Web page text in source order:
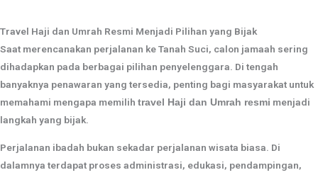
Travel Haji dan Umrah Resmi Menjadi Pilihan yang Bijak
Saat merencanakan perjalanan ke Tanah Suci, calon jamaah sering
dihadapkan pada berbagai pilihan penyelenggara. Di tengah
banyaknya penawaran yang tersedia, penting bagi masyarakat untuk
memahami mengapa memilih travel Haji dan Umrah resmi menjadi
langkah yang bijak.
Perjalanan ibadah bukan sekadar perjalanan wisata biasa. Di
dalamnya terdapat proses administrasi, edukasi, pendampingan,